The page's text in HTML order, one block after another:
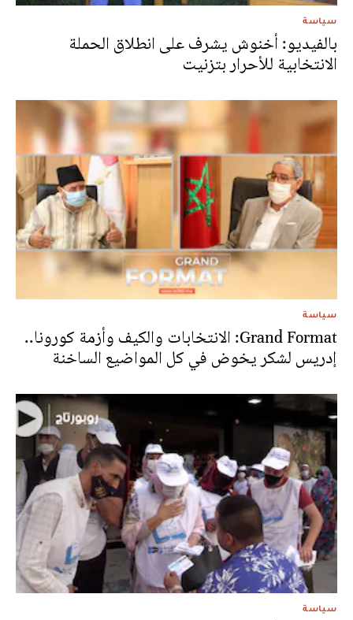
سياسة
بالفيديو: أخنوش يشرف على انطلاق الحملة
الانتخابية للأحرار بتزنيت
سياسة
Grand Format: الانتخابات والكيف وأزمة كورونا..
إدريس لشكر يخوض في كل المواضيع الساخنة
سياسة